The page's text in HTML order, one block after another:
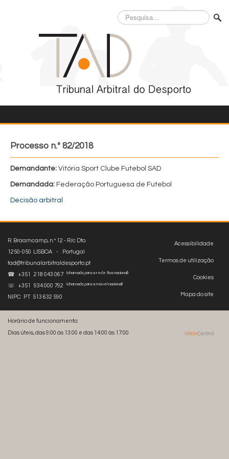
Pesquisa...
Processo n.º 82/2018
Demandante: Vitória Sport Clube Futebol SAD
Demandada: Federação Portuguesa de Futebol
Decisão arbitral
Acessibilidade
Termos de utilização
Cookies
Mapa do site
R. Braamcamp, n.º 12 - R/c Dto.
1250-050 LISBOA - Portugal
tad@tribunalarbitraldesporto.pt
☎ +351 218 043 067
(chamada para a rede fixa nacional)
☏ +351 934 000 792 (chamada para a móvel nacional)
NIPC: PT 513 632 590
Horário de funcionamento:
Dias úteis, das 9:00 às 13:00 e das 14:00 às 17:00